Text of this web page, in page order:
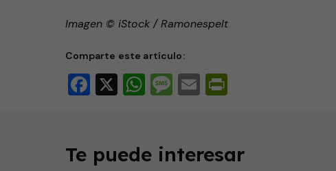
Imagen © iStock / Ramonespelt
Comparte este artículo:
Facebook
X WhatsApp
Message
EmailPrintFriendly
Te puede interesar